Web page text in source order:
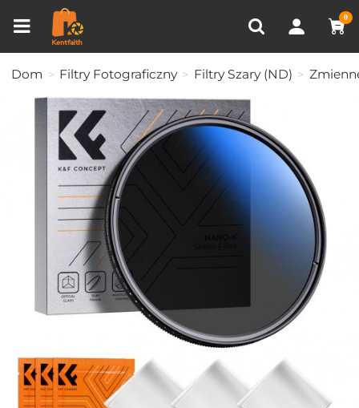
0
OSTATNIO OGLĄDANE
Porównanie produktów (0)
Dom Filtry Fotograficzny Filtry Szary (ND)